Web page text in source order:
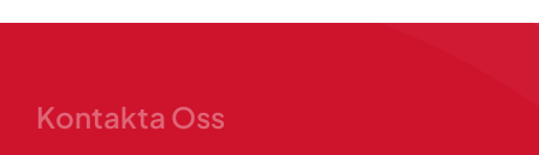
Kontakta Oss